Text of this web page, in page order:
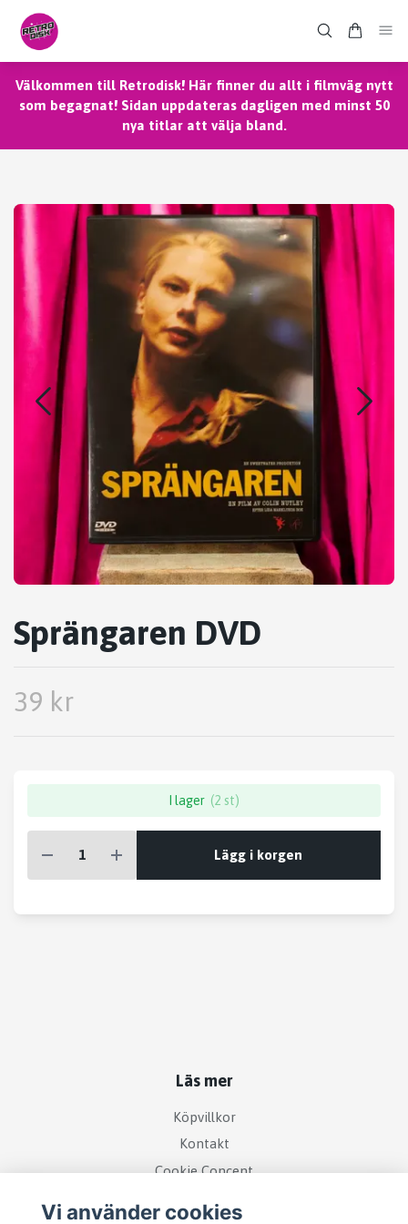
Välkommen till Retrodisk! Här finner du allt i filmväg nytt
som begagnat! Sidan uppdateras dagligen med minst 50
nya titlar att välja bland.
Sprängaren DVD
39 kr
I lager (2 st)
Lägg i korgen
Läs mer
Köpvillkor
Kontakt
Cookie Concent
Vi använder cookies